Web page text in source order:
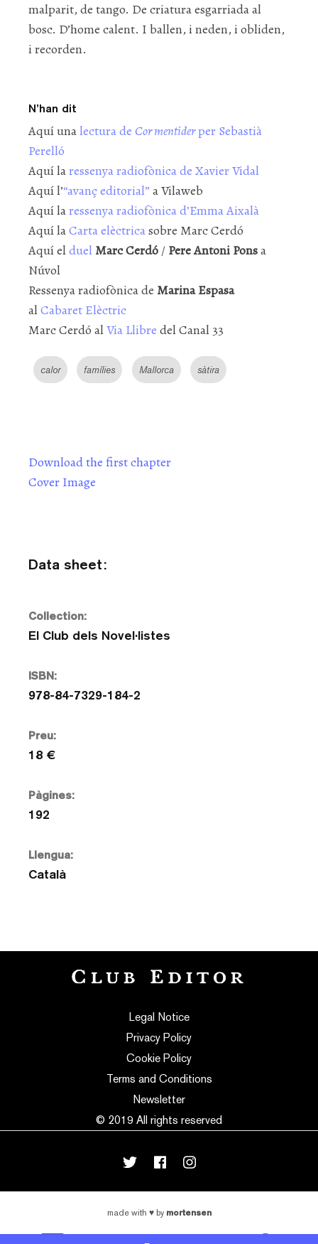
malparit, de tango. De criatura esgarriada al
bosc. D’home calent. I ballen, i neden, i obliden,
i recorden.
N’han dit
Aquí unalectura de Cor mentiderper Sebastià
Perelló
Aquí laressenya radiofònica de Xavier Vidal
Aquí l’“avanç editorial” a Vilaweb
Aquí laressenya radiofònica d’Emma Aixalà
Aquí laCarta elèctricasobre Marc Cerdó
Aquí elduel Marc Cerdó / Pere Antoni Ponsa
Núvol
Ressenya radiofònica de Marina Espasa
alCabaret Elèctric
Marc Cerdó alVia Llibre del Canal 33
calor famílies Mallorca sàtira
Download the first chapter
Cover Image
Data sheet:
Collection:
El Club dels Novel·listes
ISBN:
978-84-7329-184-2
Preu:
18 €
Pàgines:
192
Llengua:
Català
Legal Notice
Privacy Policy
Cookie Policy
Terms and Conditions
Newsletter
© 2019 All rights reserved
made with ♥by mortensen